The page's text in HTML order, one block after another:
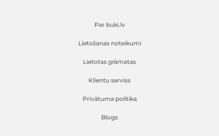
Par buki.lv
Lietošanas noteikumi
Lietotas grāmatas
Klientu serviss
Privātuma politika
Blogs